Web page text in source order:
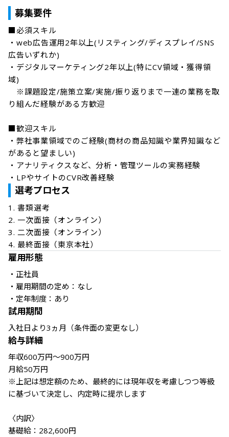
募集要件
■必須スキル
・web広告運用2年以上(リスティング/ディスプレイ/SNS
広告いずれか)
・デジタルマーケティング2年以上(特にCV領域・獲得領
域)
※課題設定/施策立案/実施/振り返りまで一連の業務を取
り組んだ経験がある方歓迎
■歓迎スキル
・弊社事業領域でのご経験(商材の商品知識や業界知識など
があると望ましい)
・アナリティクスなど、分析・管理ツールの実務経験
・LPやサイトのCVR改善経験
選考プロセス
1. 書類選考
2. 一次面接（オンライン）
3. 二次面接（オンライン）
雇用形態
・正社員
・雇用期間の定め：なし
・定年制度：あり
試用期間
入社日より3ヵ月（条件面の変更なし）
給与詳細
年収600万円～900万円
月給50万円
※上記は想定額のため、最終的には現年収を考慮しつつ等級
に基づいて決定し、内定時に提示します
〈内訳〉
基礎給：282,600円